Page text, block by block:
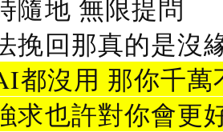
隨地 無限提問
挽回那真的是沒
都沒用 那你千
求也許對你會更